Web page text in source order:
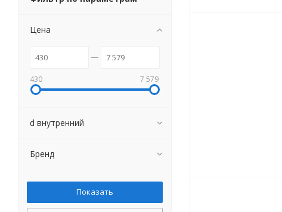
Цена
430 7 579
d внутренний
Бренд